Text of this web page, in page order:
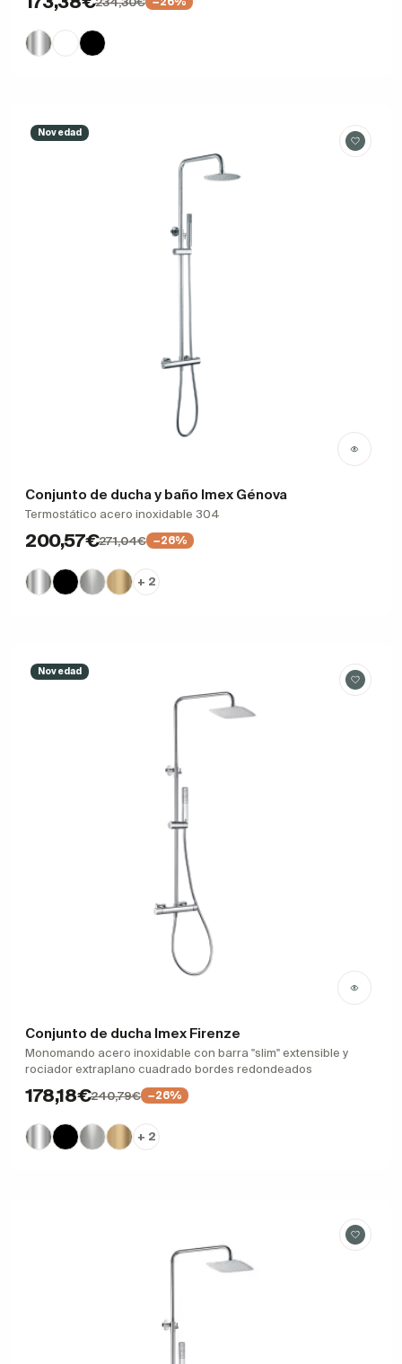
Novedad
Conjunto de ducha y baño Imex Génova
Termostático acero inoxidable 304
200,57€271,04€ −26%
+ 2
Novedad
Conjunto de ducha Imex Firenze
Monomando acero inoxidable con barra "slim" extensible y
rociador extraplano cuadrado bordes redondeados
178,18€240,79€ −26%
+ 2